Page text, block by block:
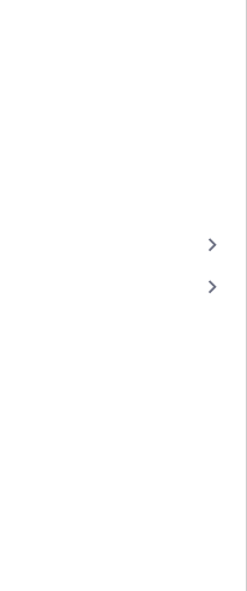
keyboard_arrow_right
keyboard_arrow_right